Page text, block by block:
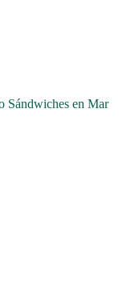
Sándwiches en Mar